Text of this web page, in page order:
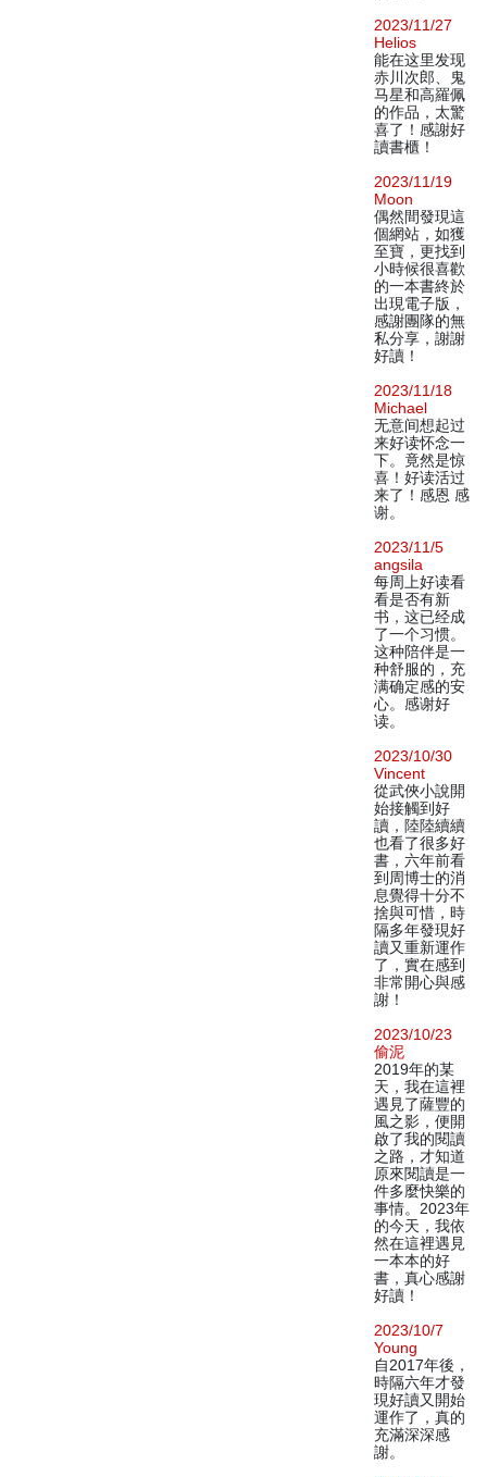
2023/11/27
Helios
能在这里发现
赤川次郎、鬼
马星和高羅佩
的作品，太驚
喜了！感謝好
讀書櫃！
2023/11/19
Moon
偶然間發現這
個網站，如獲
至寶，更找到
小時候很喜歡
的一本書終於
出現電子版，
感謝團隊的無
私分享，謝謝
好讀！
2023/11/18
Michael
无意间想起过
来好读怀念一
下。竟然是惊
喜！好读活过
来了！感恩 感
谢。
2023/11/5
angsila
每周上好读看
看是否有新
书，这已经成
了一个习惯。
这种陪伴是一
种舒服的，充
满确定感的安
心。感谢好
读。
2023/10/30
Vincent
從武俠小說開
始接觸到好
讀，陸陸續續
也看了很多好
書，六年前看
到周博士的消
息覺得十分不
捨與可惜，時
隔多年發現好
讀又重新運作
了，實在感到
非常開心與感
謝！
2023/10/23
偷泥
2019年的某
天，我在這裡
遇見了薩豐的
風之影，便開
啟了我的閱讀
之路，才知道
原來閱讀是一
件多麼快樂的
事情。2023年
的今天，我依
然在這裡遇見
一本本的好
書，真心感謝
好讀！
2023/10/7
Young
自2017年後，
時隔六年才發
現好讀又開始
運作了，真的
充滿深深感
謝。